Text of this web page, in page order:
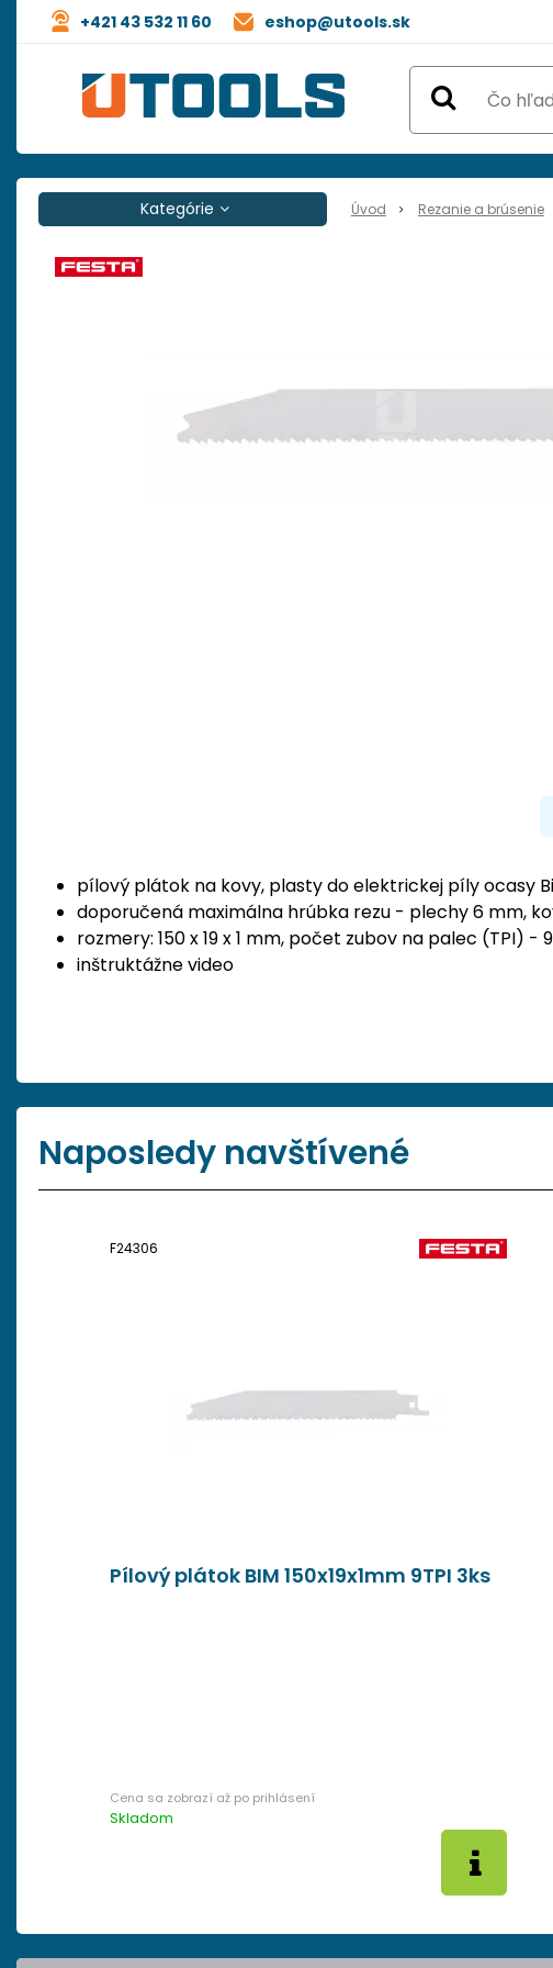
eshop@utools.sk
+421 43 532 11 60
Úvod Rezanie a brúsenie
pílový plátok na kovy, plasty do elektrickej píly ocasy
doporučená maximálna hrúbka rezu - plechy 6 mm,
rozmery: 150 x 19 x 1 mm, počet zubov na palec (TPI) - 9
inštruktážne video
Kategórie
Naposledy navštívené
F24306
Pílový plátok BIM 150x19x1mm 9TPI 3ks
Skladom